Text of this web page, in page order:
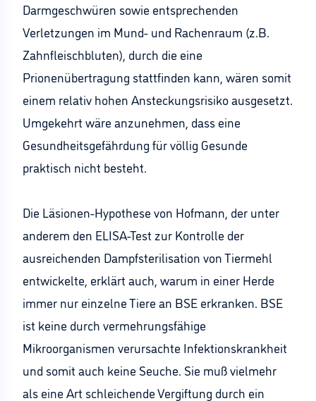
Darmgeschwüren sowie entsprechenden
Verletzungen im Mund- und Rachenraum (z.B.
Zahnfleischbluten), durch die eine
Prionenübertragung stattfinden kann, wären somit
einem relativ hohen Ansteckungsrisiko ausgesetzt.
Umgekehrt wäre anzunehmen, dass eine
Gesundheitsgefährdung für völlig Gesunde
praktisch nicht besteht.
Die Läsionen-Hypothese von Hofmann, der unter
anderem den ELISA-Test zur Kontrolle der
ausreichenden Dampfsterilisation von Tiermehl
entwickelte, erklärt auch, warum in einer Herde
immer nur einzelne Tiere an BSE erkranken. BSE
ist keine durch vermehrungsfähige
Mikroorganismen verursachte Infektionskrankheit
und somit auch keine Seuche. Sie muß vielmehr
als eine Art schleichende Vergiftung durch ein